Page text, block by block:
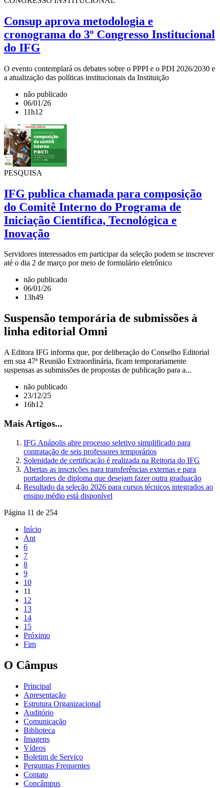
Consup aprova metodologia e
cronograma do 3º Congresso Institucional
do IFG
O evento contemplará os debates sobre o PPPI e o PDI 2026/2030 e
a atualização das políticas institucionais da Instituição
não publicado
06/01/26
11h12
PESQUISA
IFG publica chamada para composição
do Comitê Interno do Programa de
Iniciação Científica, Tecnológica e
Inovação
Servidores interessados em participar da seleção podem se inscrever
até o dia 2 de março por meio de formulário eletrônico
não publicado
06/01/26
13h49
Suspensão temporária de submissões à
linha editorial Omni
A Editora IFG informa que, por deliberação do Conselho Editorial
em sua 47ª Reunião Extraordinária, ficam temporariamente
suspensas as submissões de propostas de publicação para a...
não publicado
23/12/25
16h12
Mais Artigos...
IFG Anápolis abre processo seletivo simplificado para
contratação de seis professores temporários
Solenidade de certificação é realizada na Reitoria do IFG
Abertas as inscrições para transferências externas e para
portadores de diploma que desejam fazer outra graduação
Resultado da seleção 2026 para cursos técnicos integrados ao
ensino médio está disponível
Página 11 de 254
Início
Ant
6
7
8
9
10
11
12
13
14
15
Próximo
Fim
O Câmpus
Principal
Apresentação
Estrutura Organizacional
Auditório
Comunicação
Biblioteca
Imagens
Vídeos
Boletim de Serviço
Perguntas Frequentes
Contato
Concâmpus